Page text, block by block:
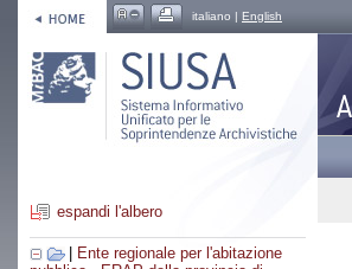
italiano | English
espandi l'albero
Ente regionale per l'abitazione